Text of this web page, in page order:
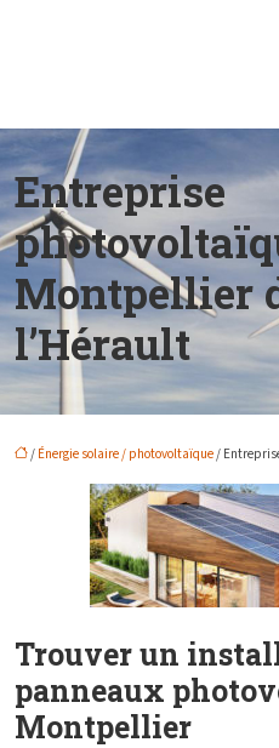
Entreprise
Montpellier
l’Hérault
/ Énergie solaire / photovoltaïque/
Trouver un
panneaux
Montpellier